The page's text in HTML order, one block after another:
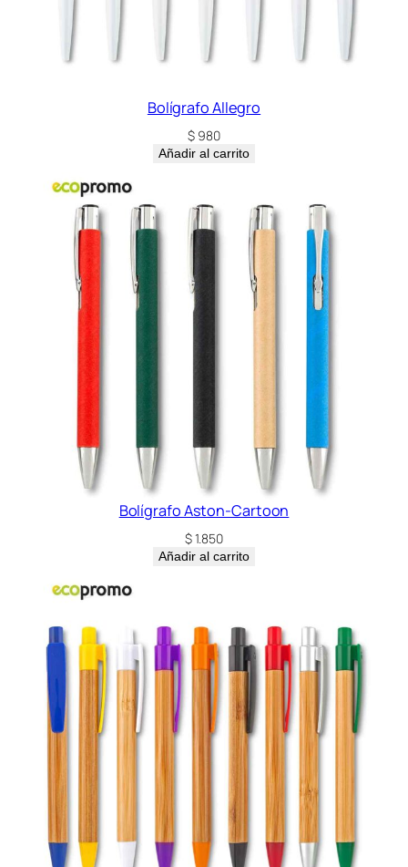
Bolígrafo Allegro
$ 980
Añadir al carrito
Bolígrafo Aston-Cartoon
$1.850
Añadir al carrito